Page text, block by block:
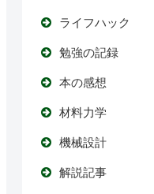
ライフハック
勉強の記録
本の感想
材料力学
機械設計
解説記事